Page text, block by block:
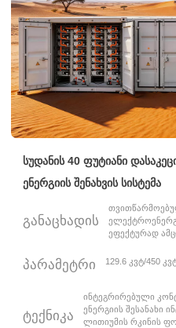
სუდანის 40 ფუტიანი
ენერგიის შენახვის სისტემა
განაცხადის
ეფექტურად
პარამეტრი 129.6 კვტ/450
ტექნიკა
ინტეგრირებული
ენერგიის შესანახი
ლითიუმის რკინის